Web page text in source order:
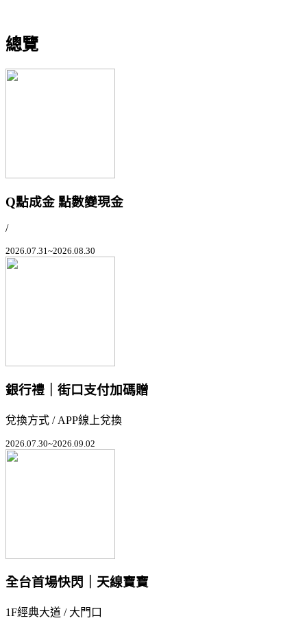
總覽
Q點成金 點數變現金
/
2026.07.31~2026.08.30
銀行禮｜街口支付加碼贈
兌換方式 / APP線上兌換
2026.07.30~2026.09.02
全台首場快閃｜天線寶寶
1F經典大道 / 大門口